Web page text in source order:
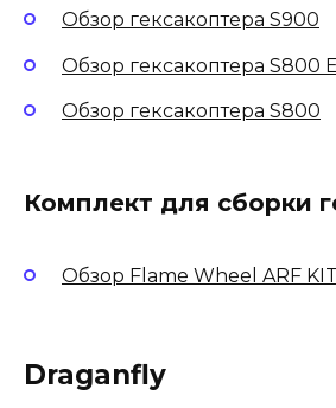
Обзор гексакоптера S900
Обзор гексакоптера S800
Обзор гексакоптера S800
Комплект для сборки
Обзор Flame Wheel ARF KIT
Draganfly